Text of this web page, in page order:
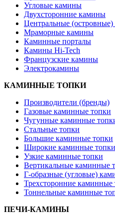
Угловые камины
Двухсторонние камины
Центральные
Мраморные камины
Каминные порталы
Камины Hi-Tech
Французские камины
Электрокамины
КАМИННЫЕ ТОПКИ
Производители (бренды)
Газовые каминные топки
Чугунные каминные
Стальные топки
Большие каминные топки
Широкие каминные топки
Узкие каминные топки
Вертикальные каминные
Г-образные (угловые)
Трехсторонние каминные
Тоннельные каминные
ПЕЧИ-КАМИНЫ